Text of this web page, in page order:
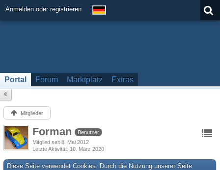
Anmelden oder registrieren
Portal Forum Marktplatz Extras
Mitglieder
Forman
Benutzer
Mitglied seit 8. Mai 2012
Letzte Aktivität 10. März 2020
Diese Seite verwendet Cookies. Durch die Nutzung unserer Seite